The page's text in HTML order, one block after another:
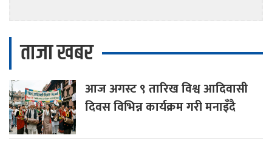
ताजा खबर
आजअगस्ट ९ तारिख विश्व आदिवासी
दिवस विभिन्न कार्यक्रम गरी मनाइँदै